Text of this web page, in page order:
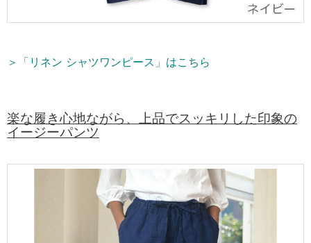
＞「リネン シャツワンピース」はこちら
楽な履き心地ながら、上品でスッキリした印象の
イージーパンツ